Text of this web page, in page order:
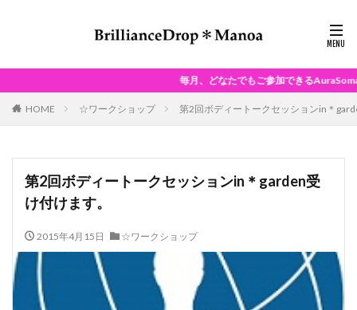
毎月、どなたでもご参加できるAuraSoma®Dayを開催し
HOME ☆ワークショップ 第2回ボディートークセッションin＊
第2回ボディートークセッションin＊garden受
け付けます。
2015年4月15日 ☆ワークショップ